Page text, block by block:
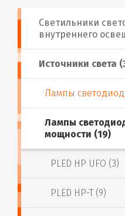
Источники света
Лампы
Лампы
мощности (19)
PLED HP UFO (3)
PLED HP-T (9)
Светильники
внутреннего